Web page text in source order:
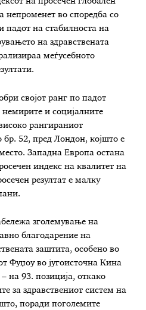
непроменет во споредба со
падот на стабилноста на
на здравствената
меѓусебното
својот ранг по падот
и социјалните
рангираниот
бр. 52, пред Лондон, којшто е
Западна Европа остана
индекс на квалитет на
резултат е малку
зголемување на
благодарение на
заштита, особено во
Фуџоу во југоисточна Кина
на 93. позиција, откако
за здравствениот систем на
поради поголемите